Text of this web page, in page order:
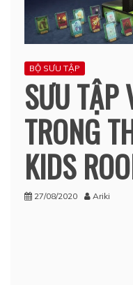
BỘ SƯU TẬP
SƯU TẬP
TRONG
KIDS
27/08/2020 Ariki